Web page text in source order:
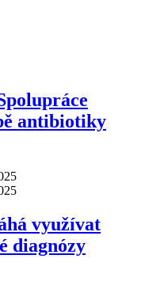
antibiotiky
využívat
diagnózy